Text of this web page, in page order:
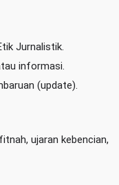
Jurnalistik.
informasi.
(update).
ujaran kebencian,